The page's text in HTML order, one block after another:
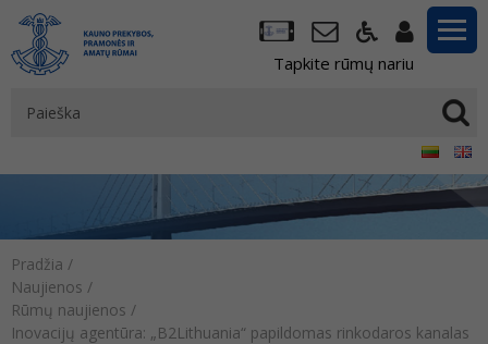
Tapkite rūmų nariu
Pradžia /
Naujienos /
Rūmų naujienos /
Inovacijų agentūra: „B2Lithuania“ papildomas rinkodaros kanalas